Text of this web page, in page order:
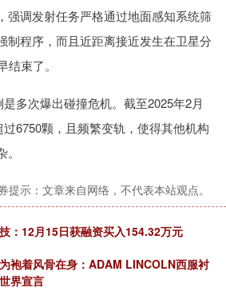
调发射任务严格通过地面感知系统筛
制程序，而且近距离接近发生在卫星分
束了。
多次爆出碰撞危机。截至2025年2月
过6750颗，且频繁变轨，使得其他机构
提示：文章来自网络，不代表本站观点。
：12月15日获融资买入154.32万元
袍着风骨在身：ADAM LINCOLN西服衬
界宣言